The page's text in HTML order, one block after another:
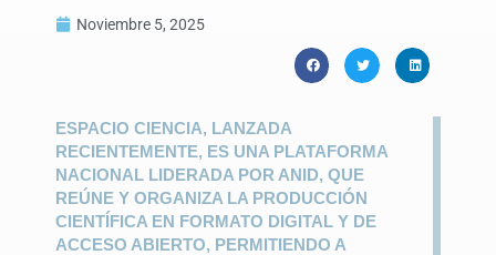
Noviembre 5, 2025
ESPACIO CIENCIA, LANZADA
RECIENTEMENTE, ES UNA PLATAFORMA
NACIONAL LIDERADA POR ANID, QUE
REÚNE Y ORGANIZA LA PRODUCCIÓN
CIENTÍFICA EN FORMATO DIGITAL Y DE
ACCESO ABIERTO, PERMITIENDO A